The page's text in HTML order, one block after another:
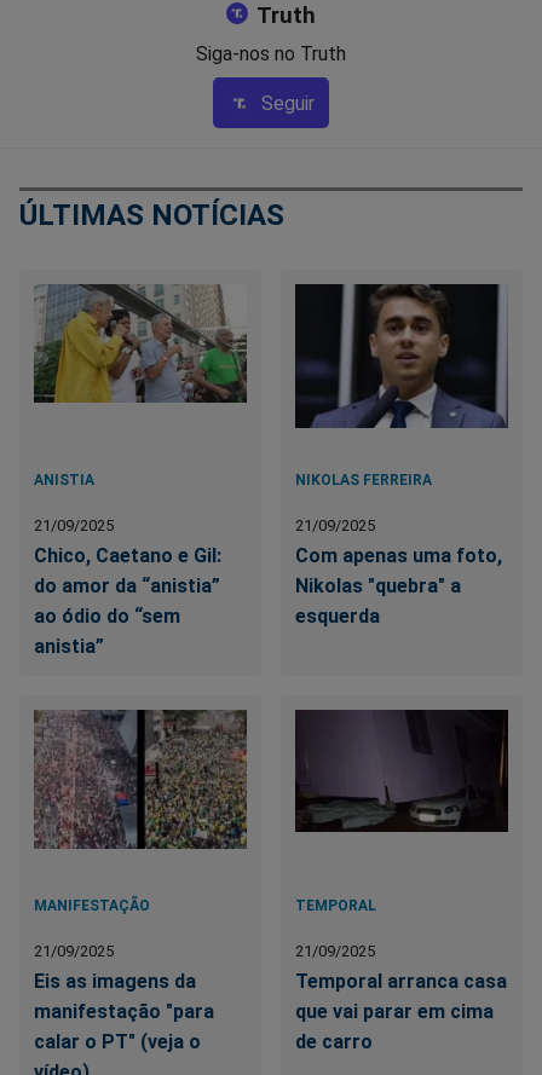
Truth
Siga-nos no Truth
Seguir
ÚLTIMAS NOTÍCIAS
ANISTIA
21/09/2025
Chico, Caetano e Gil:
do amor da “anistia”
ao ódio do “sem
anistia”
NIKOLAS FERREIRA
21/09/2025
Com apenas uma foto,
Nikolas "quebra" a
esquerda
MANIFESTAÇÃO
21/09/2025
Eis as imagens da
manifestação "para
calar o PT" (veja o
TEMPORAL
21/09/2025
Temporal arranca casa
que vai parar em cima
de carro